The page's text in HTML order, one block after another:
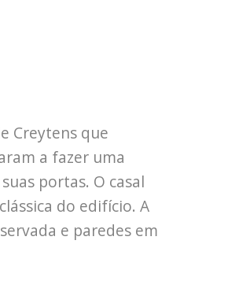
Creytens que
a fazer uma
portas. O casal
do edifício. A
e paredes em